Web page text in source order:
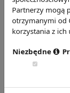
innych
odwołanie z
Urlopy na
Znajdź
Partnerzy mogą
otrzymanymi od
korzystania z ich
Niezbędne